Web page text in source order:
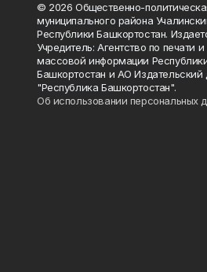
© 2026 Общественно-
муниципального района
Республики Башкортостан.
Учредитель: Агентство по печати
массовой информации
Башкортостан и АО Издательский
"Республика Башкортостан".
Об использовании персональных